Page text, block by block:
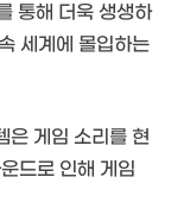
통해 더욱 생생하
세계에 몰입하는
은 게임 소리를 현
드로 인해 게임